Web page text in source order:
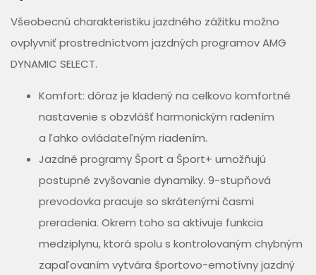
Všeobecnú charakteristiku jazdného zážitku možno
ovplyvniť prostredníctvom jazdných programov AMG
DYNAMIC SELECT.
Komfort: dôraz je kladený na celkovo komfortné
nastavenie s obzvlášť harmonickým radením
a ľahko ovládateľným riadením.
Jazdné programy Šport a Šport+ umožňujú
postupné zvyšovanie dynamiky. 9-stupňová
prevodovka pracuje so skrátenými časmi
preradenia. Okrem toho sa aktivuje funkcia
medziplynu, ktorá spolu s kontrolovaným chybným
zapaľovaním vytvára športovo-emotívny jazdný